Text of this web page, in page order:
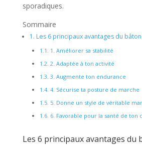
sporadiques.
Sommaire
1. Les 6 principaux avantages du
1.1. 1. Améliorer sa stabilité
1.2. 2. Adaptée à ton activité
1.3. 3. Augmente ton endurance
1.4. 4. Sécurise ta posture de marche
1.5. 5. Donne un style de véritable
1.6. 6. Favorable pour la santé de ton
Les 6 principaux avantages du